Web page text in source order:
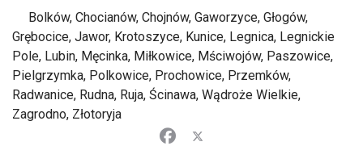
Bolków, Chocianów, Chojnów, Gaworzyce, Głogów,
Grębocice, Jawor, Krotoszyce, Kunice, Legnica, Legnickie
Pole, Lubin, Męcinka, Miłkowice, Mściwojów, Paszowice,
Pielgrzymka, Polkowice, Prochowice, Przemków,
Radwanice, Rudna, Ruja, Ścinawa, Wądroże Wielkie,
Zagrodno, Złotoryja